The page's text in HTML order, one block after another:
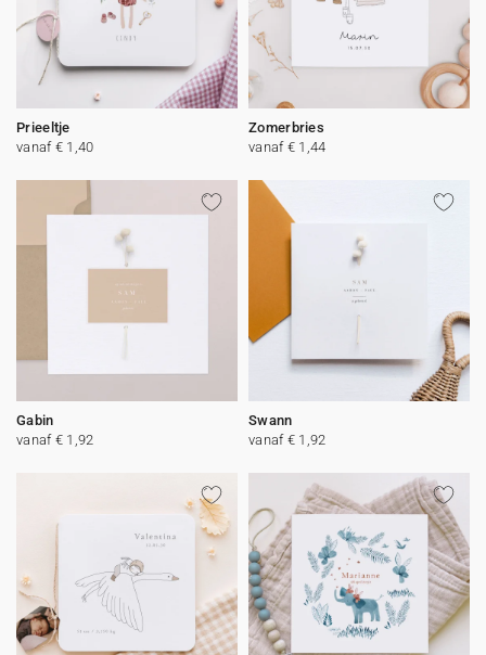
Prieeltje
vanaf € 1,40
Zomerbries
vanaf € 1,44
Gabin
vanaf € 1,92
Swann
vanaf € 1,92